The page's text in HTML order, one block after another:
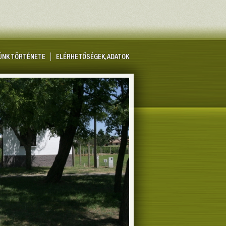
ELÉRHETŐSÉGEK, ADATOK
TÖRTÉNETE